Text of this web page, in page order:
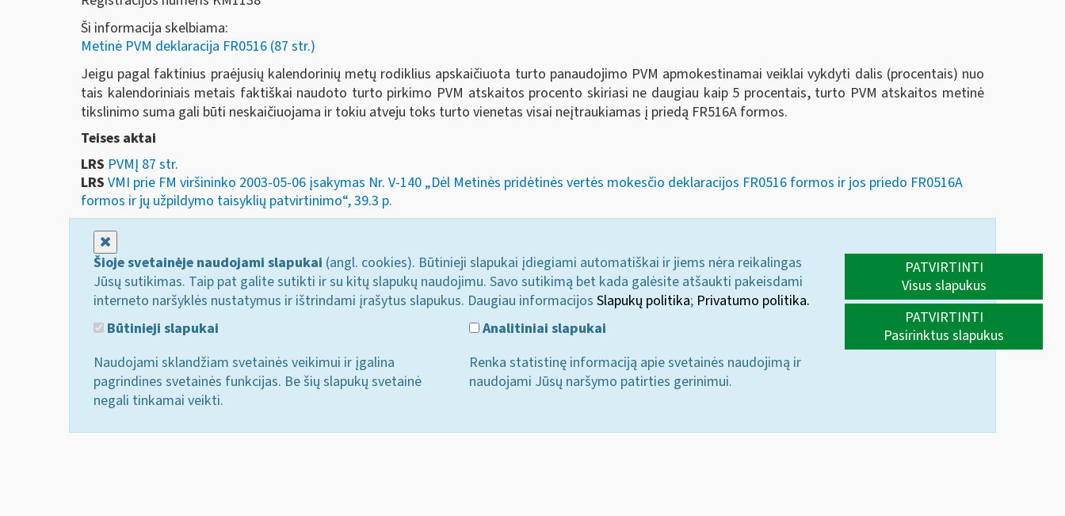
Ši informacija skelbiama:
Metinė PVM deklaracija FR0516 (87 str.)
Jeigu pagal faktinius praėjusių kalendorinių metų rodiklius apskaičiuota turto panaudojimo PVM apmokestinamai veiklai vykdyti dalis (procentais) nuo
tais kalendoriniais metais faktiškai naudoto turto pirkimo PVM atskaitos procento skiriasi ne daugiau kaip 5 procentais, turto PVM atskaitos metinė
tikslinimo suma gali būti neskaičiuojama ir tokiu atveju toks turto vienetas visai neįtraukiamas į priedą FR516A formos.
Teises aktai
LRS PVMĮ 87 str.
LRS VMI prie FM viršininko 2003-05-06 įsakymas Nr. V-140 „Dėl Metinės pridėtinės vertės mokesčio deklaracijos FR0516 formos ir jos priedo FR0516A
formos ir jų užpildymo taisyklių patvirtinimo“, 39.3 p.
Šioje svetainėje naudojami slapukai (angl. cookies). Būtinieji slapukai įdiegiami automatiškai ir jiems nėra reikalingas
Jūsų sutikimas. Taip pat galite sutikti ir su kitų slapukų naudojimu. Savo sutikimą bet kada galėsite atšaukti pakeisdami
interneto naršyklės nustatymus ir ištrindami įrašytus slapukus. Daugiau informacijos Slapukų politika; Privatumo politika.
Būtinieji slapukai
Naudojami sklandžiam svetainės veikimui ir įgalina
pagrindines svetainės funkcijas. Be šių slapukų svetainė
negali tinkamai veikti.
Analitiniai slapukai
Renka statistinę informaciją apie svetainės naudojimą ir
naudojami Jūsų naršymo patirties gerinimui.
PATVIRTINTI
Visus slapukus
PATVIRTINTI
Pasirinktus slapukus